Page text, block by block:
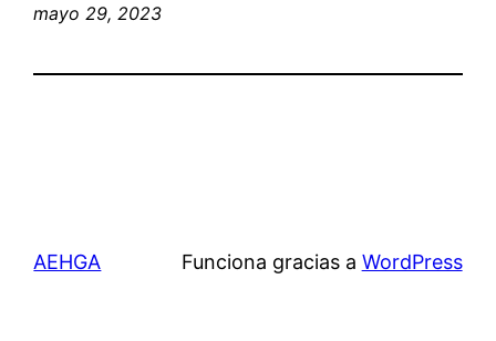
mayo 29, 2023
AEHGA Funciona gracias a WordPress